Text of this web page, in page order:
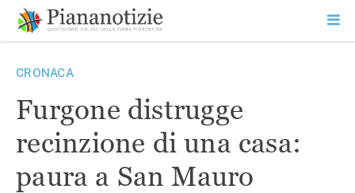
contenuto
SEARCH
CRONACA
Furgone distrugge
recinzione di una casa:
paura a San Mauro